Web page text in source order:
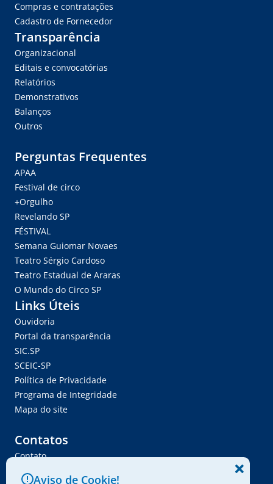
Compras e contratações
Cadastro de Fornecedor
Transparência
Organizacional
Editais e convocatórias
Relatórios
Demonstrativos
Balanços
Outros
Perguntas Frequentes
APAA
Festival de circo
+Orgulho
Revelando SP
FÉSTIVAL
Semana Guiomar Novaes
Teatro Sérgio Cardoso
Teatro Estadual de Araras
O Mundo do Circo SP
Links Úteis
Ouvidoria
Portal da transparência
SIC.SP
SCEIC-SP
Política de Privacidade
Programa de Integridade
Mapa do site
Contatos
Contato
Trabalhe Conosco
Aviso de Cookie!